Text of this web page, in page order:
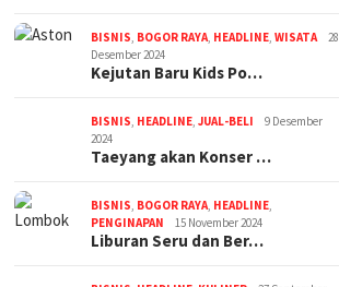
BISNIS, BOGOR RAYA, HEADLINE,WISATA
28
Desember 2024
Kejutan Baru Kids Po…
BISNIS, HEADLINE,JUAL-BELI
9 Desember
2024
Taeyang akan Konser …
BISNIS, BOGOR RAYA, HEADLINE,
PENGINAPAN
15 November 2024
Liburan Seru dan Ber…